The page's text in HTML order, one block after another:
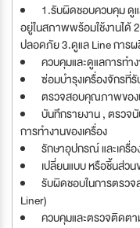
1.รับผิดชอบควบคุม ดูแ
อยู่ในสภาพพร้อมใช้งานได้
ปลอดภัย 3.ดูแล Line การผ
ควบคุมและดูแลการทำ
ซ่อมบำรุงเครื่องจักรที่
ตรวจสอบคุณภาพขอ
บันทึกรายงาน , ตรวจ
การทำงานของเครื่อง
รักษาอุปกรณ์ และเครื่อ
เปลี่ยนแบบ หรือชิ้นส่วน
รับผิดชอบในการตรว
Liner)
ควบคุมและตรวจติดต